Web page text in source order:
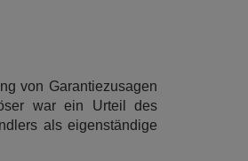
von Garantiezusagen
war ein Urteil des
als eigenständige